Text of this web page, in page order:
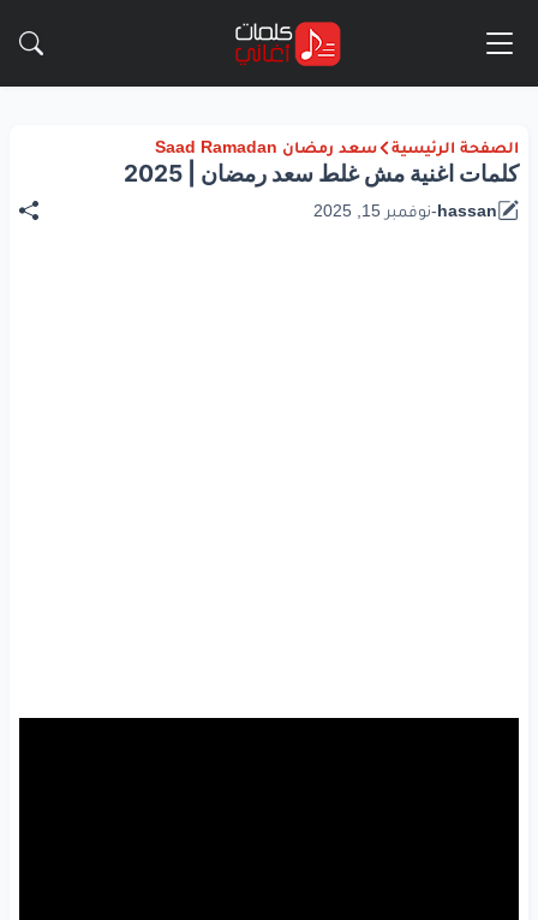
الصفحة الرئيسية سعد رمضان Saad Ramadan
كلمات اغنية مش غلط سعد رمضان | 2025
hassan
-نوفمبر 15, 2025